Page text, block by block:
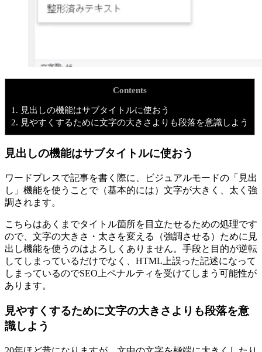
Contents
1. 見出しの機能はサブタイトルに使おう
2. 見やすくするために文字の大きさよりも段落を意識しよう
見出しの機能はサブタイトルに使おう
ワードプレスで記事を書く際に、ビジュアルモードの「見出
し」機能を使うことで（基本的には）文字が大きく、太く強
調されます。
こちらはあくまでタイトル箇所を目立たせるための処理です
ので、文字の大きさ・太さを変える（強調させる）ために見
出し機能を使うのはよろしくありません。手段と目的が逆転
してしまっているだけでなく、HTML上誤った記述になって
しまっているのでSEO上ペナルティを受けてしまう可能性が
あります。
見やすくするために文字の大きさよりも段落を意
識しよう